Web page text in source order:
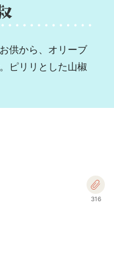
供から、オリーブ
ピリリとした山椒
316